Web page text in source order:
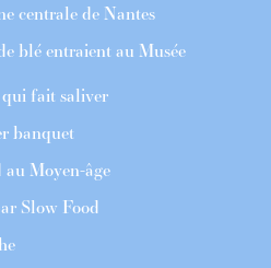
centrale de Nantes
blé entraient au Musée
qui fait saliver
banquet
Moyen-âge
Slow Food